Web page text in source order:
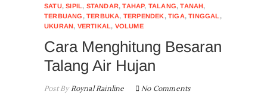
SATU,SIPIL, STANDAR,TAHAP, TALANG,TANAH,
TERBUANG ,TERBUKA, TERPENDEK,TIGA,TINGGAL ,
UKURAN, VERTIKAL, VOLUME
Cara Menghitung Besaran
Talang Air Hujan
Post ByRoynal Rainline No Comments